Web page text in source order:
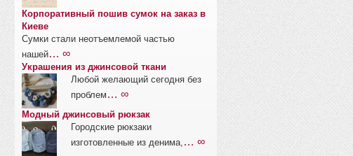
Корпоративный пошив сумок на заказ в
Киеве
Сумки стали неотъемлемой частью
нашей… ∞
Украшения из джинсовой ткани
Любой желающий сегодня без
проблем … ∞
Модный джинсовый рюкзак
Городские рюкзаки
изготовленные из денима, … ∞